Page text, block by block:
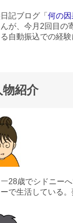
記ブログ「 何の因
が、今月2回目の
自動振込での経
物紹介
28歳でシドニー
で生活している